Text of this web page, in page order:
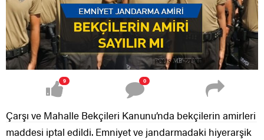
9 0
Çarşı ve Mahalle Bekçileri Kanunu’nda bekçilerin amirleri
maddesi iptal edildi. Emniyet ve jandarmadaki hiyerarşik